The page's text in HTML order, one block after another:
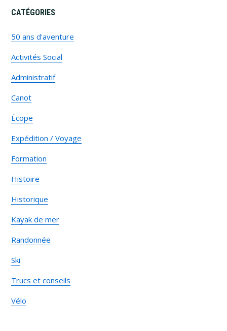
CATÉGORIES
50 ans d'aventure
Activités Social
Administratif
Canot
Écope
Expédition / Voyage
Formation
Histoire
Historique
Kayak de mer
Randonnée
Ski
Trucs et conseils
Vélo